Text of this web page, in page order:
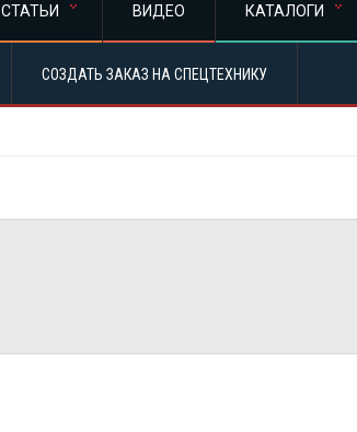
СТАТЬИ ВИДЕО КАТАЛОГИ
СОЗДАТЬ ЗАКАЗ НА СПЕЦТЕХНИКУ